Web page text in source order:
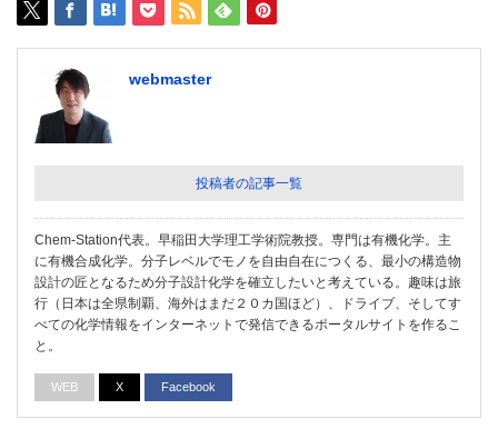
webmaster
投稿者の記事一覧
Chem-Station代表。早稲田大学理工学術院教授。専門は有機化学。主
に有機合成化学。分子レベルでモノを自由自在につくる、最小の構造物
設計の匠となるため分子設計化学を確立したいと考えている。趣味は旅
行（日本は全県制覇、海外はまだ２０カ国ほど）、ドライブ、そしてす
べての化学情報をインターネットで発信できるポータルサイトを作るこ
と。
WEB X Facebook